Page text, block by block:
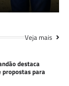
Veja mais
destaca
propostas para